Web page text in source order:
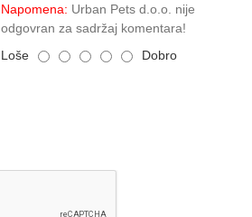
Napomena: Urban Pets d.o.o. nije
odgovran za sadržaj komentara!
Loše Dobro